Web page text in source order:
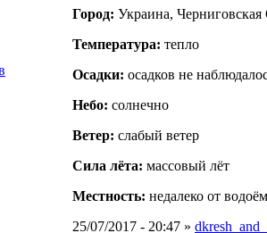
Город: Украина, Черниговская
Температура: тепло
Осадки: осадков не
Небо: солнечно
Ветер: слабый ветер
Сила лёта: массовый лёт
Местность: недалеко от
25/07/2017 - 20:47 »